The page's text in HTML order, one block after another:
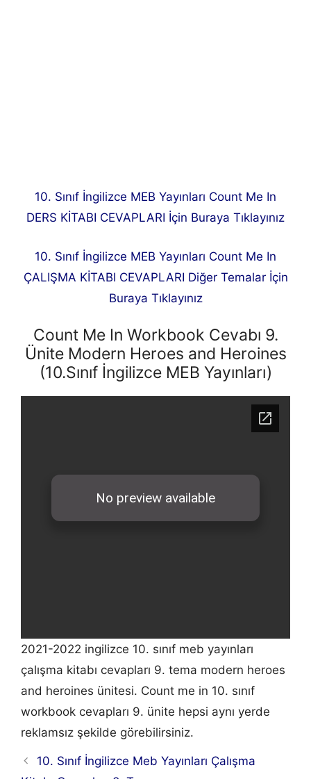
10. Sınıf İngilizce MEB Yayınları Count Me In
DERS KİTABI CEVAPLARI İçin Buraya Tıklayınız
10. Sınıf İngilizce MEB Yayınları Count Me In
ÇALIŞMA KİTABI CEVAPLARI Diğer Temalar İçin
Buraya Tıklayınız
Count Me In Workbook Cevabı 9.
Ünite Modern Heroes and Heroines
(10.Sınıf İngilizce MEB Yayınları)
2021-2022 ingilizce 10. sınıf meb yayınları
çalışma kitabı cevapları 9. tema modern heroes
and heroines ünitesi. Count me in 10. sınıf
workbook cevapları 9. ünite hepsi aynı yerde
reklamsız şekilde görebilirsiniz.
10. Sınıf İngilizce Meb Yayınları Çalışma